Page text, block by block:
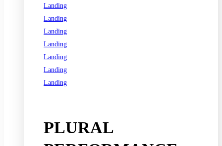
Landing
Landing
Landing
Landing
Landing
Landing
Landing
PLURAL